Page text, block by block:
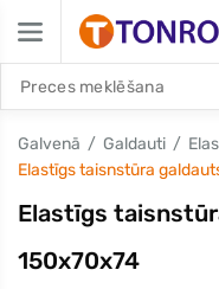
Galvenā Galdauti
Elastīgs taisnstūra
Elastīgs
150x70x74